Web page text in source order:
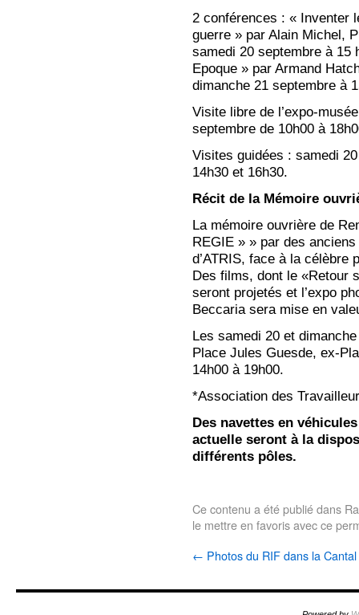
2 conférences : « Inventer
guerre » par Alain Michel,
samedi 20 septembre à 15
Epoque » par Armand
dimanche 21 septembre à
Visite libre de l’expo-
septembre de 10h00 à
Visites guidées : samedi
14h30 et 16h30.
Récit de la Mémoire
La mémoire ouvrière de
REGIE » » par des
d’ATRIS, face à la célèbre
Des films, dont le «Retour
seront projetés et l’expo
Beccaria sera mise en
Les samedi 20 et
Place Jules Guesde, ex-
14h00 à 19h00.
*Association des
Des navettes en
actuelle seront à la
différents pôles.
Ce contenu a été publié dans
le mettre en favoris avecce
← Photos du RIF dans la Cantal